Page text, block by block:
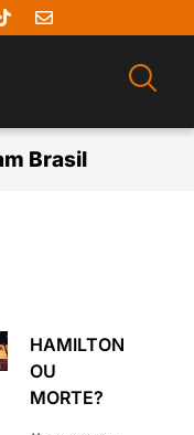
Brasil
HAMILTON
OU
MORTE?